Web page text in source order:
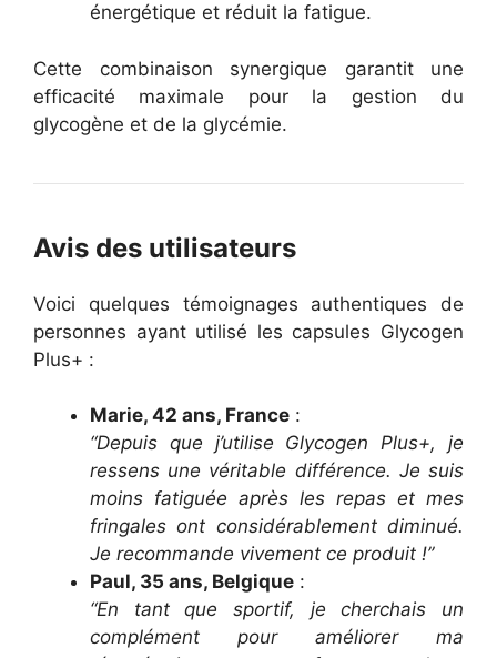
énergétique et réduit la fatigue.
Cette combinaison synergique garantit une
efficacité maximale pour la gestion du
glycogène et de la glycémie.
Avis des utilisateurs
Voici quelques témoignages authentiques de
personnes ayant utilisé les capsules Glycogen
Plus+ :
Marie, 42 ans, France :
“Depuis que j’utilise Glycogen Plus+, je
ressens une véritable différence. Je suis
moins fatiguée après les repas et mes
fringales ont considérablement diminué.
Je recommande vivement ce produit !”
Paul, 35 ans, Belgique :
“En tant que sportif, je cherchais un
complément pour améliorer ma